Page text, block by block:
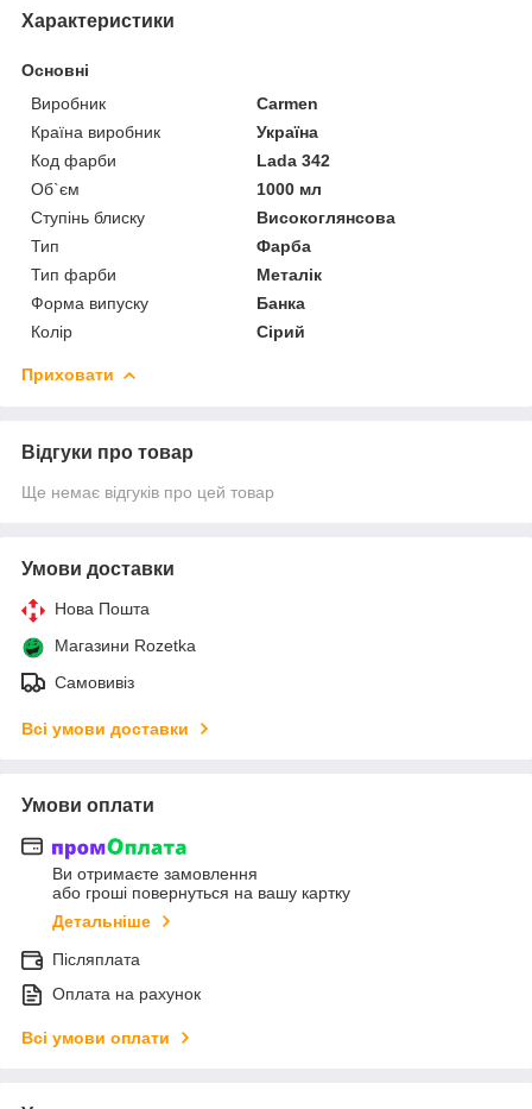
Характеристики
Основні
Виробник
Carmen
Країна виробник
Україна
Код фарби
Lada 342
Об`єм
1000 мл
Ступінь блиску
Високоглянсова
Тип
Фарба
Тип фарби
Металік
Форма випуску
Банка
Колір
Сірий
Приховати
Відгуки про товар
Ще немає відгуків про цей товар
Умови доставки
Нова Пошта
Магазини Rozetka
Самовивіз
Всі умови доставки
Умови оплати
Ви отримаєте замовлення
або гроші повернуться на вашу картку
Детальніше
Післяплата
Оплата на рахунок
Всі умови оплати